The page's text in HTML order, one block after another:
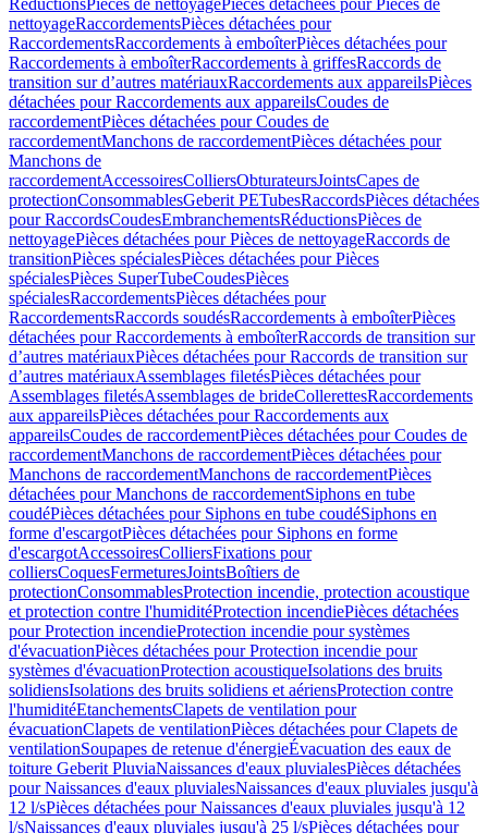
RéductionsPièces de nettoyagePièces détachées pour Pièces de
nettoyageRaccordementsPièces détachées pour
RaccordementsRaccordements à emboîterPièces détachées pour
Raccordements à emboîterRaccordements à griffesRaccords de
transition sur d’autres matériauxRaccordements aux appareilsPièces
détachées pour Raccordements aux appareilsCoudes de
raccordementPièces détachées pour Coudes de
raccordementManchons de raccordementPièces détachées pour
Manchons de
raccordementAccessoiresColliersObturateursJointsCapes de
protectionConsommablesGeberit PETubesRaccordsPièces détachées
pour RaccordsCoudesEmbranchementsRéductionsPièces de
nettoyagePièces détachées pour Pièces de nettoyageRaccords de
transitionPièces spécialesPièces détachées pour Pièces
spécialesPièces SuperTubeCoudesPièces
spécialesRaccordementsPièces détachées pour
RaccordementsRaccords soudésRaccordements à emboîterPièces
détachées pour Raccordements à emboîterRaccords de transition sur
d’autres matériauxPièces détachées pour Raccords de transition sur
d’autres matériauxAssemblages filetésPièces détachées pour
Assemblages filetésAssemblages de brideCollerettesRaccordements
aux appareilsPièces détachées pour Raccordements aux
appareilsCoudes de raccordementPièces détachées pour Coudes de
raccordementManchons de raccordementPièces détachées pour
Manchons de raccordementManchons de raccordementPièces
détachées pour Manchons de raccordementSiphons en tube
coudéPièces détachées pour Siphons en tube coudéSiphons en
forme d'escargotPièces détachées pour Siphons en forme
d'escargotAccessoiresColliersFixations pour
colliersCoquesFermeturesJointsBoîtiers de
protectionConsommablesProtection incendie, protection acoustique
et protection contre l'humiditéProtection incendiePièces détachées
pour Protection incendieProtection incendie pour systèmes
d'évacuationPièces détachées pour Protection incendie pour
systèmes d'évacuationProtection acoustiqueIsolations des bruits
solidiensIsolations des bruits solidiens et aériensProtection contre
l'humiditéEtanchementsClapets de ventilation pour
évacuationClapets de ventilationPièces détachées pour Clapets de
ventilationSoupapes de retenue d'énergieÉvacuation des eaux de
toiture Geberit PluviaNaissances d'eaux pluvialesPièces détachées
pour Naissances d'eaux pluvialesNaissances d'eaux pluviales jusqu'à
12 l/sPièces détachées pour Naissances d'eaux pluviales jusqu'à 12
l/sNaissances d'eaux pluviales jusqu'à 25 l/sPièces détachées pour